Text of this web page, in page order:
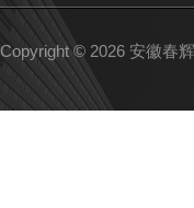
Copyright © 2026 安徽春